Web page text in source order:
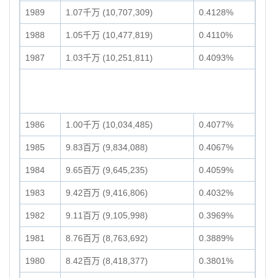
1989 1.07千万 (10,707,309) 0.4128%
1988 1.05千万 (10,477,819) 0.4110%
1987 1.03千万 (10,251,811) 0.4093%
1986 1.00千万 (10,034,485) 0.4077%
1985 9.83百万 (9,834,088) 0.4067%
1984 9.65百万 (9,645,235) 0.4059%
1983 9.42百万 (9,416,806) 0.4032%
1982 9.11百万 (9,105,998) 0.3969%
1981 8.76百万 (8,763,692) 0.3889%
1980 8.42百万 (8,418,377) 0.3801%